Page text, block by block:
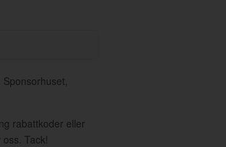
rabattkoder eller
Tack!